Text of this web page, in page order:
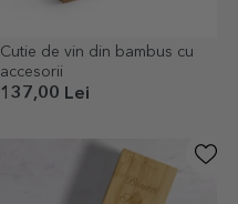
Cutie de vin din bambus cu
accesorii
137,00 Lei